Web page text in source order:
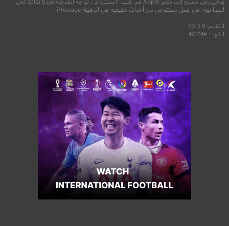
المواجهة، في عمل مستوحى من أحداث حقيقية في الرهينة iHostage
التقييم: 5.9 /10
الكود : #49104